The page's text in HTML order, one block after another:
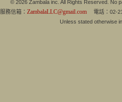
© 2026 Zambala inc. All Rights Reserved. No
服務信箱： ZambalaLLC@gmail.com 電話：02-
Unless stated